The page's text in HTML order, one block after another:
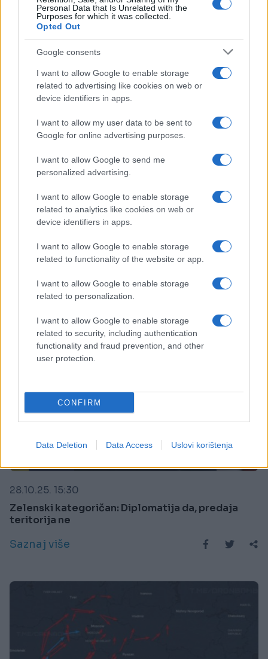
Personal Data that Is Unrelated with the
Purposes for which it was collected.
Opted Out
Google consents
I want to allow Google to enable storage
related to advertising like cookies on web or
device identifiers in apps.
I want to allow my user data to be sent to
Google for online advertising purposes.
I want to allow Google to send me
personalized advertising.
I want to allow Google to enable storage
related to analytics like cookies on web or
device identifiers in apps.
I want to allow Google to enable storage
related to functionality of the website or app.
I want to allow Google to enable storage
related to personalization.
I want to allow Google to enable storage
related to security, including authentication
functionality and fraud prevention, and other
user protection.
CONFIRM
Data Deletion Data Access Uslovi korištenja
31.10.25. 07:55
rafinerije
28.10.25. 15:30
Zelenski kategoričan: Diplomatija da, predaja
teritorija ne
Saznaj više